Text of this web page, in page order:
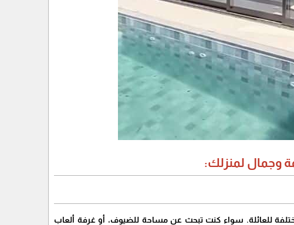
وجمال لمنزلك:
للعائلة. سواء كنت تبحث عن مساحة للضيوف، أو غرفة ألعاب